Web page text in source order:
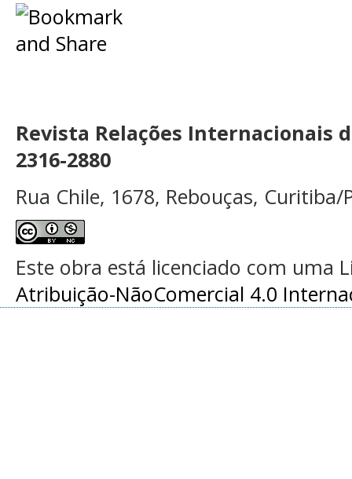
Revista Relações Internacionais
2316-2880
Rua Chile, 1678, Rebouças, Curitiba/
Este obra está licenciado com uma
Atribuição-NãoComercial 4.0